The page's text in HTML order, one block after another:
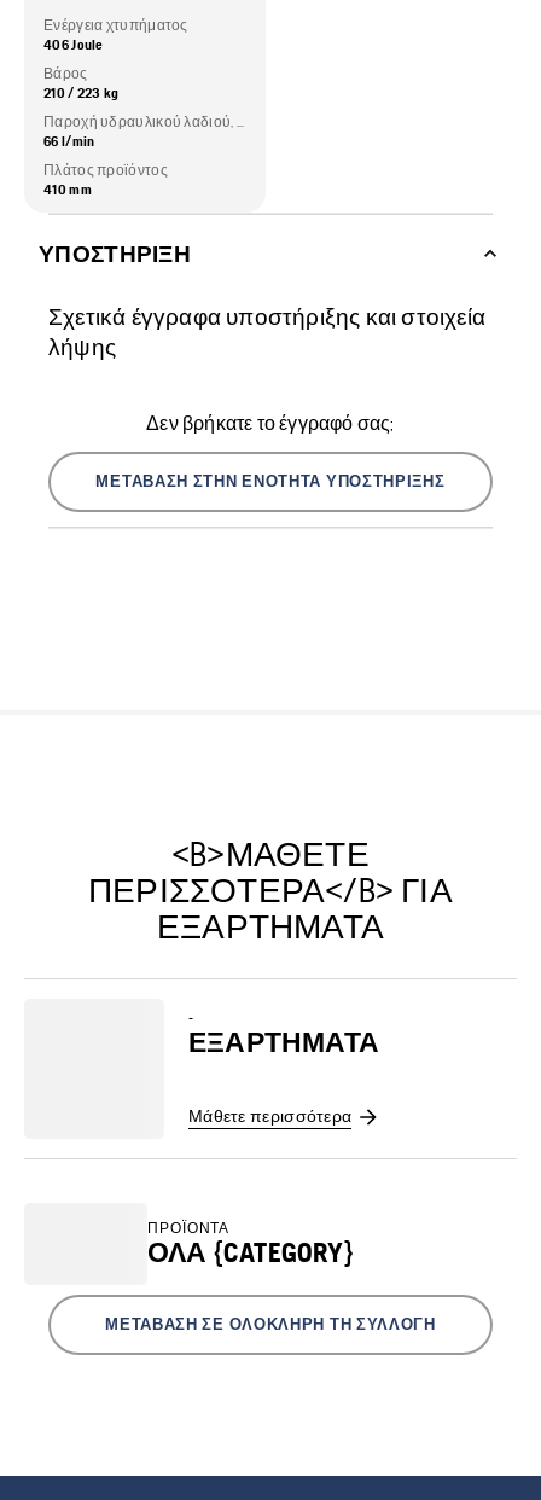
Ενέργεια χτυπήματος
406 Joule
Βάρος
210 / 223 kg
Παροχή υδραυλικού λαδιού, μέγιστη
66 l/min
Πλάτος προϊόντος
410 mm
ΥΠΟΣΤΉΡΙΞΗ
Σχετικά έγγραφα υποστήριξης και στοιχεία
λήψης
Δεν βρήκατε το έγγραφό σας;
ΜΕΤΆΒΑΣΗ ΣΤΗΝ ΕΝΌΤΗΤΑ ΥΠΟΣΤΉΡΙΞΗΣ
<B>ΜΆΘΕΤΕ
ΠΕΡΙΣΣΌΤΕΡΑ</B> ΓΙΑ
ΕΞΑΡΤΉΜΑΤΑ
-
ΕΞΑΡΤΉΜΑΤΑ
Μάθετε περισσότερα
ΠΡΟΪΌΝΤΑ
ΌΛΑ {CATEGORY}
ΜΕΤΆΒΑΣΗ ΣΕ ΟΛΌΚΛΗΡΗ ΤΗ ΣΥΛΛΟΓΉ